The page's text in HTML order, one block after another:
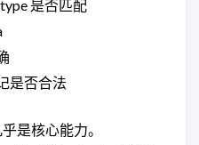
是否匹配
是否合法
是核心能力。